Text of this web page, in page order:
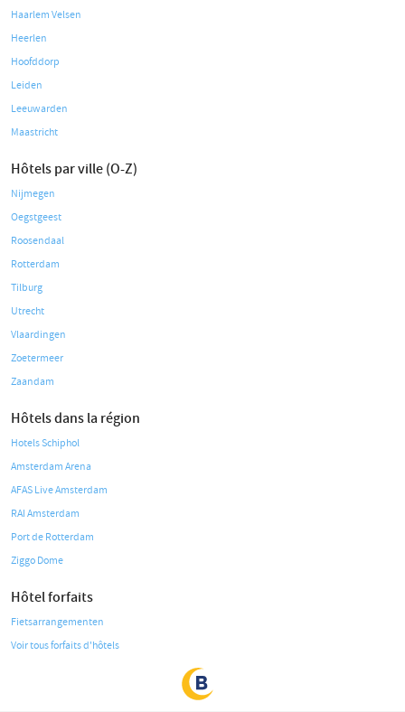
Haarlem Velsen
Heerlen
Hoofddorp
Leiden
Leeuwarden
Maastricht
Hôtels par ville (O-Z)
Nijmegen
Oegstgeest
Roosendaal
Rotterdam
Tilburg
Utrecht
Vlaardingen
Zoetermeer
Zaandam
Hôtels dans la région
Hotels Schiphol
Amsterdam Arena
AFAS Live Amsterdam
RAI Amsterdam
Port de Rotterdam
Ziggo Dome
Hôtel forfaits
Fietsarrangementen
Voir tous forfaits d'hôtels